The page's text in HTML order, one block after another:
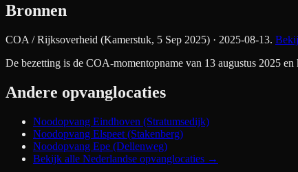
Bronnen
COA / Rijksoverheid (Kamerstuk, 5 Sep 2025) · 2025-08-13.
De bezetting is de COA-momentopname van 13 augustus 2025
Andere opvanglocaties
Noodopvang Eindhoven (Stratumsedijk)
Noodopvang Elspeet (Stakenberg)
Noodopvang Epe (Dellenweg)
Bekijk alle Nederlandse opvanglocaties →